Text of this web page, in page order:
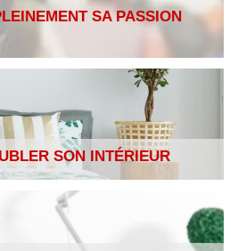
SA PASSION
SON INTÉRIEUR